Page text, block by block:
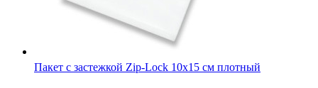
Пакет с застежкой zip-lock зеленый металлик